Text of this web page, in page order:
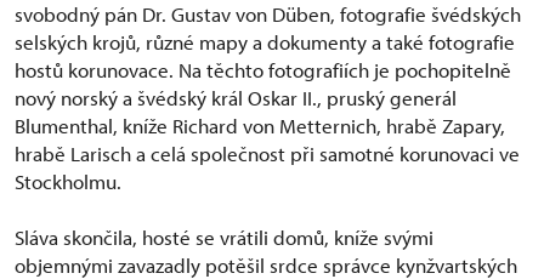
svobodný pán Dr. Gustav von Düben, fotografie švédských
selských krojů, různé mapy a dokumenty a také fotografie
hostů korunovace. Na těchto fotografiích je pochopitelně
nový norský a švédský král Oskar II., pruský generál
Blumenthal, kníže Richard von Metternich, hrabě Zapary,
hrabě Larisch a celá společnost při samotné korunovaci ve
Stockholmu.
Sláva skončila, hosté se vrátili domů, kníže svými
objemnými zavazadly potěšil srdce správce kynžvartských